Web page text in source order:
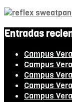
Entradas
Campus
Campus
Campus
Campus
Campus